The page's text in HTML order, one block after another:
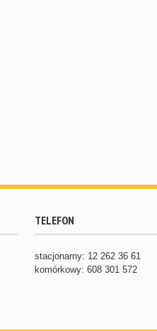
TELEFON
stacjonarny: 12 262 36 61
komórkowy: 608 301 572